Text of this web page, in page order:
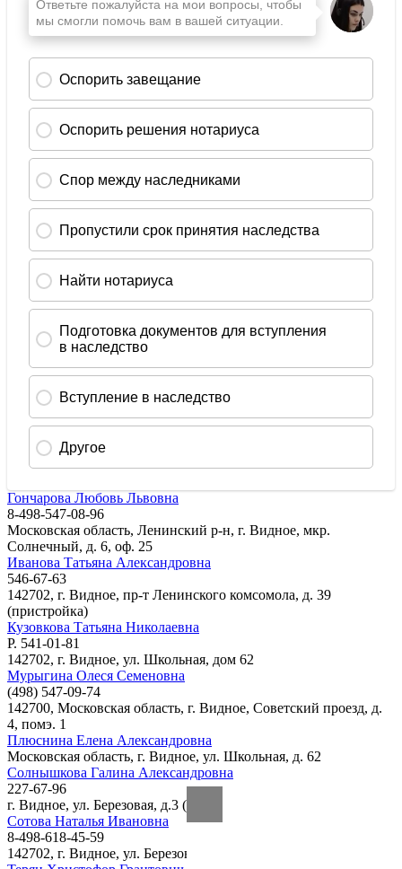
Гончарова Любовь Львовна
8-498-547-08-96
Московская область, Ленинский р-н, г. Видное, мкр.
Солнечный, д. 6, оф. 25
Иванова Татьяна Александровна
546-67-63
142702, г. Видное, пр-т Ленинского комсомола, д. 39
(пристройка)
Кузовкова Татьяна Николаевна
Р. 541-01-81
142702, г. Видное, ул. Школьная, дом 62
Мурыгина Олеся Семеновна
(498) 547-09-74
142700, Московская область, г. Видное, Советский проезд, д.
4, помэ. 1
Плюснина Елена Александровна
Московская область, г. Видное, ул. Школьная, д. 62
Солнышкова Галина Александровна
227-67-96
г. Видное, ул. Березовая, д.3 (цокольный этаж)
Сотова Наталья Ивановна
8-498-618-45-59
142702, г. Видное, ул. Березовая, д. 3